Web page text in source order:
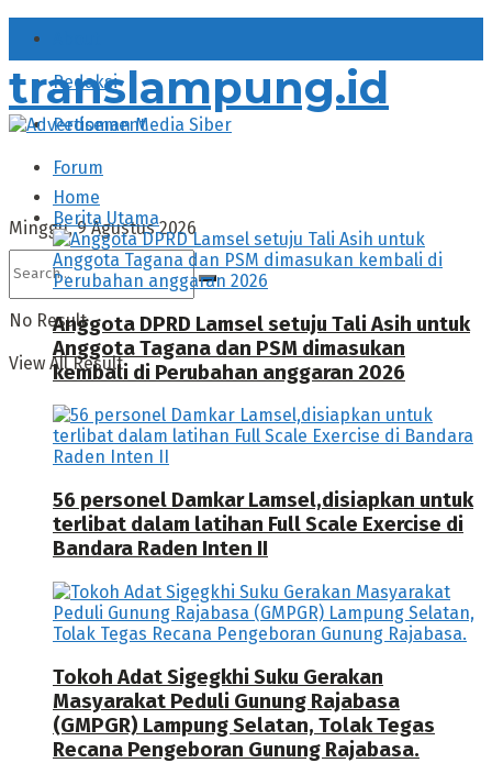
Redaksi
Pedoman Media Siber
Forum
Minggu, 9 Agustus 2026
No Result
View All Result
translampung.id
Home
Berita Utama
Anggota DPRD Lamsel setuju Tali Asih untuk
Anggota Tagana dan PSM dimasukan
kembali di Perubahan anggaran 2026
56 personel Damkar Lamsel,disiapkan untuk
terlibat dalam latihan Full Scale Exercise di
Bandara Raden Inten II
Tokoh Adat Sigegkhi Suku Gerakan
Masyarakat Peduli Gunung Rajabasa
(GMPGR) Lampung Selatan, Tolak Tegas
Recana Pengeboran Gunung Rajabasa.